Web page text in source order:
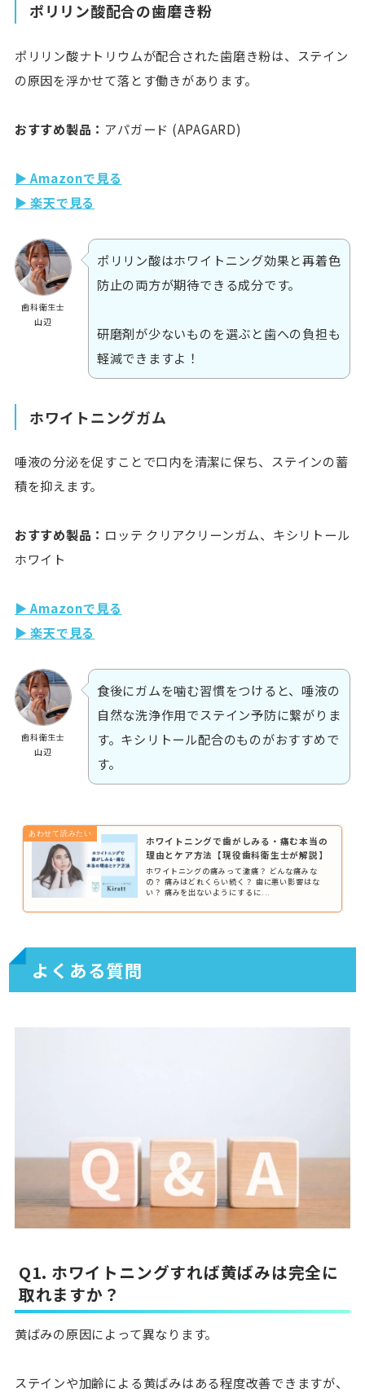
ポリリン酸配合の歯磨き粉
ポリリン酸ナトリウムが配合された歯磨き粉は、ステイン
の原因を浮かせて落とす働きがあります。
おすすめ製品： アパガード (APAGARD)
▶ Amazonで見る
▶ 楽天で見る
歯科衛生士
山辺
ポリリン酸はホワイトニング効果と再着色
防止の両方が期待できる成分です。
研磨剤が少ないものを選ぶと歯への負担も
軽減できますよ！
ホワイトニングガム
唾液の分泌を促すことで口内を清潔に保ち、ステインの蓄
積を抑えます。
おすすめ製品： ロッテ クリアクリーンガム、キシリトール
ホワイト
▶ Amazonで見る
▶ 楽天で見る
歯科衛生士
山辺
食後にガムを噛む習慣をつけると、唾液の
自然な洗浄作用でステイン予防に繋がりま
す。キシリトール配合のものがおすすめで
す。
ホワイトニングで歯がしみる・痛む本当の
理由とケア方法【現役歯科衛生士が解説】
ホワイトニングの痛みって激痛？ どんな痛みな
の？ 痛みはどれくらい続く？ 歯に悪い影響はな
い？ 痛みを出ないようにするに...
よくある質問
Q1. ホワイトニングすれば黄ばみは完全に
取れますか？
黄ばみの原因によって異なります。
ステインや加齢による黄ばみはある程度改善できますが、